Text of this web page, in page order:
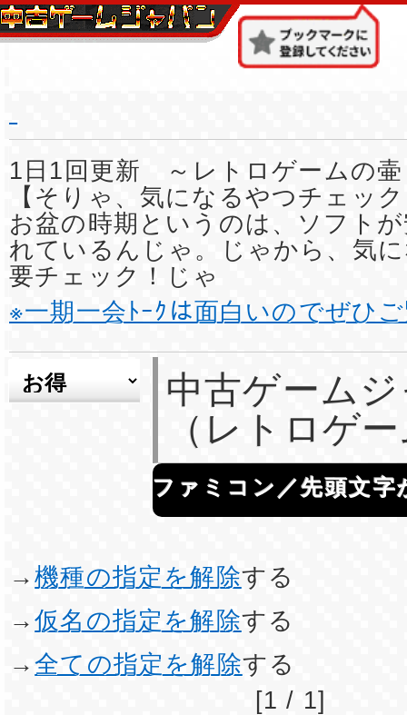
1日1回更新 ～レトロゲームの壷
【そりゃ、気になるやつチェッ
お盆の時期というのは、ソフト
れているんじゃ。じゃから、気
要チェック！じゃ
※一期一会ﾄｰｸは面白いのでぜひ
中古ゲーム
（レトロゲ
ファミコン／先頭文字
→機種の指定を解除する
→仮名の指定を解除する
→全ての指定を解除する
[1 / 1]